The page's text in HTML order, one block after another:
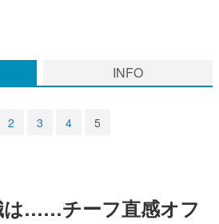
INFO
2 3 4 5
は……チーフ直感オフ